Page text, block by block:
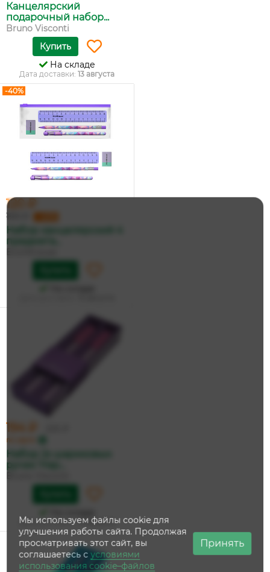
Канцелярский
подарочный набор...
Bruno Visconti
Купить
На складе
Дата доставки: 13 августа
-40%
120 ₽
199 ₽
Набор канцелярский 4
предмета...
194 ₽
по карте
Набор 2х шариковых
ручек 'Hap...
Дата доставки:13 августа
Мы используем файлы cookie для
улучшения работы сайта. Продолжая
просматривать этот сайт, вы
соглашаетесь сусловиями
использования cookie–файлов
Принять